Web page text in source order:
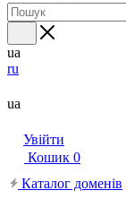
ua
ru
ua
Увійти
Кошик 0
Каталог доменів